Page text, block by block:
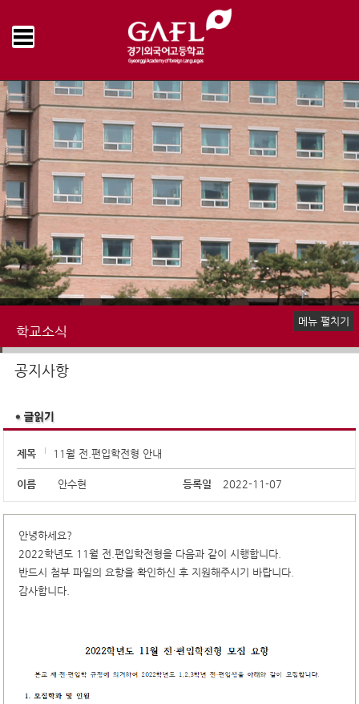
학교소식
공지사항
언론속의 경기외고
명예의전당
학교앨범
추억의 학교영상
학교신문
메뉴 펼치기
공지사항
제목 11월 전.편입학전형 안내
이름 안수현 등록일 2022-11-07
안녕하세요?
2022학년도 11월 전.편입학전형을 다음과 같이 시행합니다.
반드시 첨부 파일의 요항을 확인하신 후 지원해주시기 바랍니다.
감사합니다.